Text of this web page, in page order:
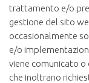
trattamento e/o
gestione del sito
occasionalmente
e/o
viene comunicato
che inoltrano